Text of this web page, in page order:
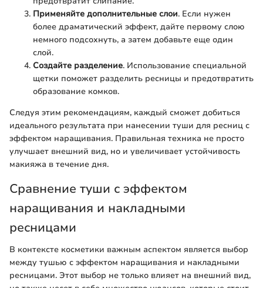
Применяйте дополнительные слои. Если нужен
более драматический эффект, дайте первому слою
немного подсохнуть, а затем добавьте еще один
слой.
Создайте разделение. Использование специальной
щетки поможет разделить ресницы и предотвратить
образование комков.
Следуя этим рекомендациям, каждый сможет добиться
идеального результата при нанесении туши для ресниц с
эффектом наращивания. Правильная техника не просто
улучшает внешний вид, но и увеличивает устойчивость
макияжа в течение дня.
Сравнение туши с эффектом
наращивания и накладными
ресницами
В контексте косметики важным аспектом является выбор
между тушью с эффектом наращивания и накладными
ресницами. Этот выбор не только влияет на внешний вид,